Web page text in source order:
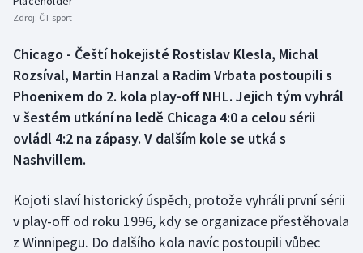
Box
Curling
Dostihy
Florbal
Futsal
Zdroj: ČT sport
Chicago - Čeští hokejisté Rostislav Klesla, Michal
Rozsíval, Martin Hanzal a Radim Vrbata postoupili s
Phoenixem do 2. kola play-off NHL. Jejich tým vyhrál
v šestém utkání na ledě Chicaga 4:0 a celou sérii
ovládl 4:2 na zápasy. V dalším kole se utká s
Nashvillem.
Kojoti slaví historický úspěch, protože vyhráli první sérii
v play-off od roku 1996, kdy se organizace přestěhovala
z Winnipegu. Do dalšího kola navíc postoupili vůbec